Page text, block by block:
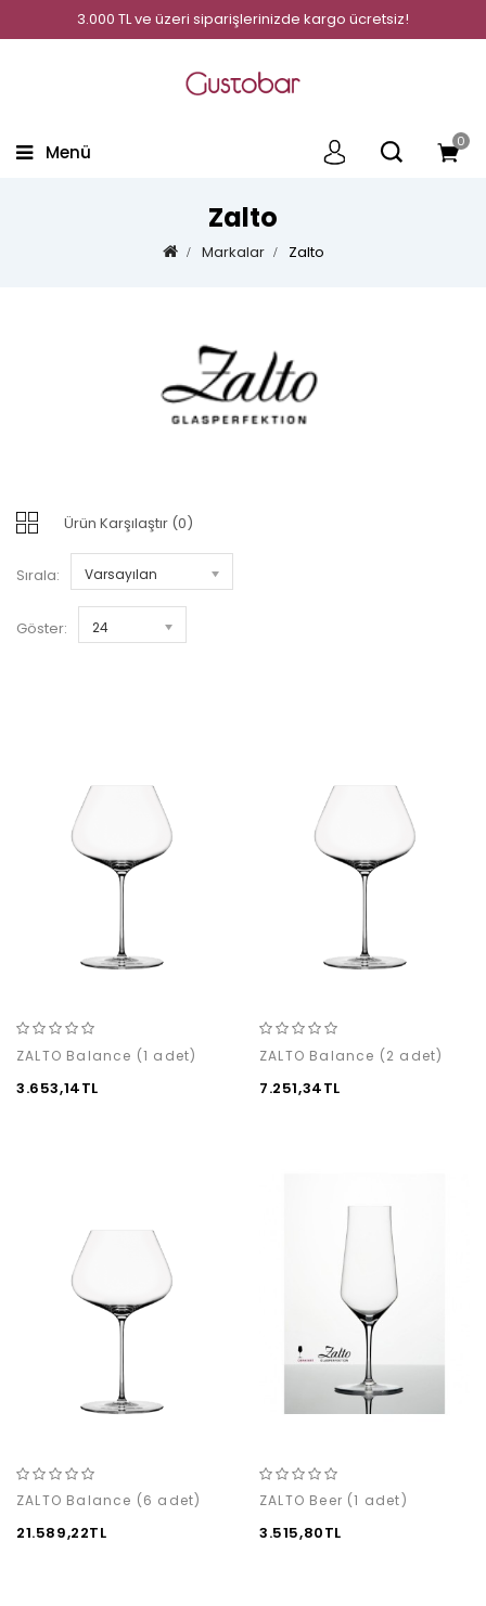
3.000 TL ve üzeri siparişlerinizde kargo ücretsiz!
0
Menü
Zalto
Markalar Zalto
Ürün Karşılaştır (0)
Sırala: Varsayılan
Göster: 24
ZALTO Balance (1 adet)
3.653,14TL
ZALTO Balance (2 adet)
7.251,34TL
ZALTO Balance (6 adet)
21.589,22TL
ZALTO Beer (1 adet)
3.515,80TL